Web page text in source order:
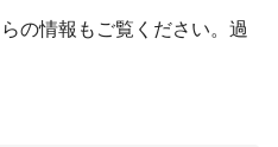
の情報もご覧ください。過